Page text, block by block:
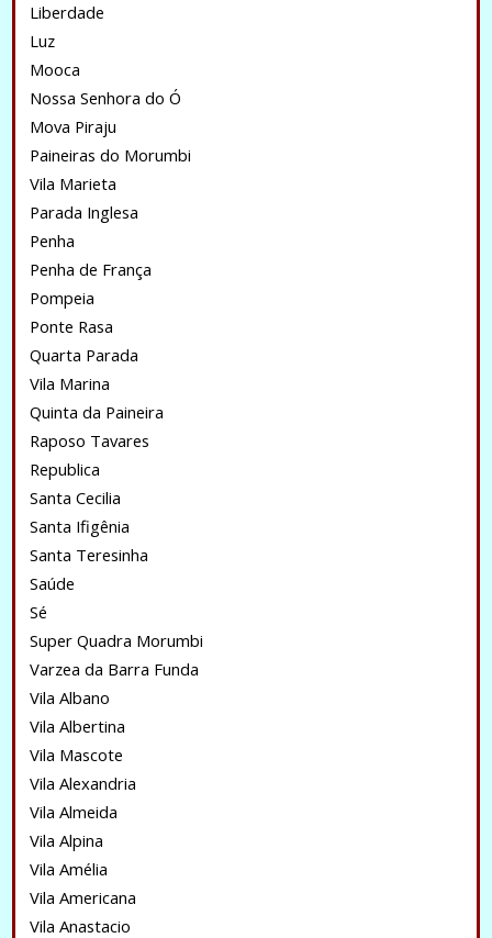
Liberdade
Luz
Mooca
Nossa Senhora do Ó
Mova Piraju
Paineiras do Morumbi
Vila Marieta
Parada Inglesa
Penha
Penha de França
Pompeia
Ponte Rasa
Quarta Parada
Vila Marina
Quinta da Paineira
Raposo Tavares
Republica
Santa Cecilia
Santa Ifigênia
Santa Teresinha
Saúde
Sé
Super Quadra Morumbi
Varzea da Barra Funda
Vila Albano
Vila Albertina
Vila Mascote
Vila Alexandria
Vila Almeida
Vila Alpina
Vila Amélia
Vila Americana
Vila Anastacio